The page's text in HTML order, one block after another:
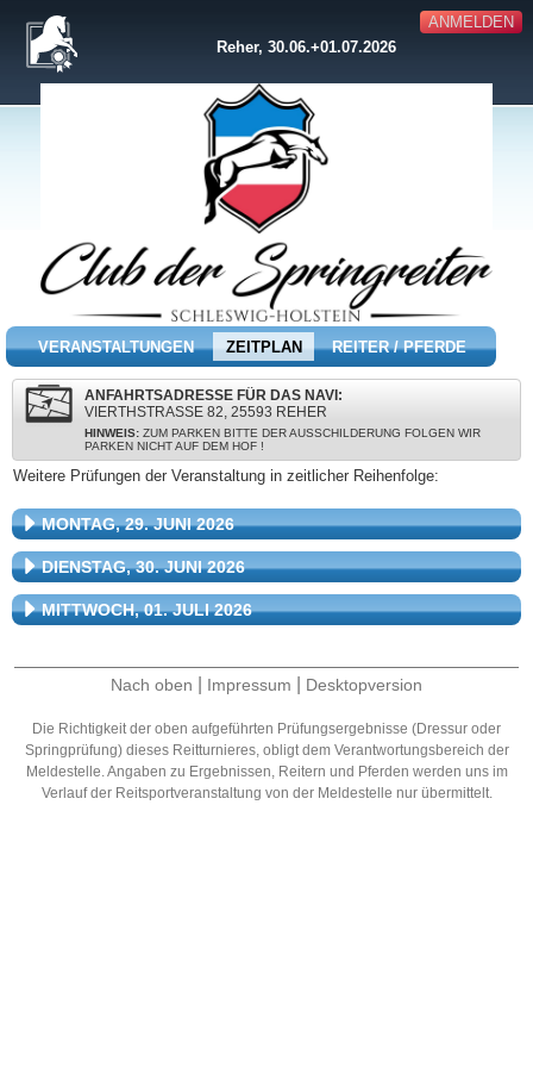
ANMELDEN
Reher, 30.06.+01.07.2026
VERANSTALTUNGEN ZEITPLAN REITER / PFERDE
ANFAHRTSADRESSE FÜR DAS NAVI:
VIERTHSTRASSE 82, 25593 REHER
HINWEIS: ZUM PARKEN BITTE DER AUSSCHILDERUNG FOLGEN WIR
PARKEN NICHT AUF DEM HOF !
Weitere Prüfungen der Veranstaltung in zeitlicher Reihenfolge:
MONTAG, 29. JUNI 2026
DIENSTAG, 30. JUNI 2026
MITTWOCH, 01. JULI 2026
Nach oben Impressum Desktopversion
Die Richtigkeit der oben aufgeführten Prüfungsergebnisse (Dressur oder
Springprüfung) dieses Reitturnieres, obligt dem Verantwortungsbereich der
Meldestelle. Angaben zu Ergebnissen, Reitern und Pferden werden uns im
Verlauf der Reitsportveranstaltung von der Meldestelle nur übermittelt.